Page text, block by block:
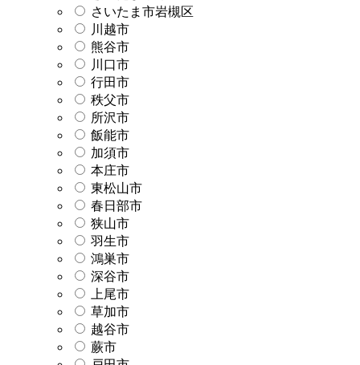
さいたま市岩槻区
川越市
熊谷市
川口市
行田市
秩父市
所沢市
飯能市
加須市
本庄市
東松山市
春日部市
狭山市
羽生市
鴻巣市
深谷市
上尾市
草加市
越谷市
蕨市